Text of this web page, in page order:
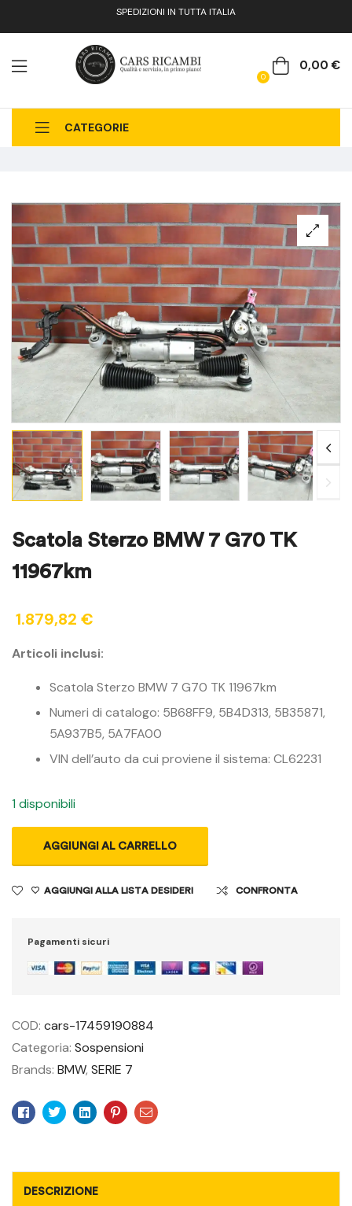
SPEDIZIONI IN TUTTA ITALIA
0
0,00€
CATEGORIE
Scatola Sterzo BMW 7 G70 TK
11967km
1.879,82 €
Articoli inclusi:
Scatola Sterzo BMW 7 G70 TK 11967km
Numeri di catalogo: 5B68FF9, 5B4D313, 5B35871,
5A937B5, 5A7FA00
VIN dell’auto da cui proviene il sistema: CL62231
1 disponibili
AGGIUNGI AL CARRELLO
AGGIUNGI ALLA LISTA DESIDERI CONFRONTA
Pagamenti sicuri
COD: cars-17459190884
Categoria: Sospensioni
Brands: BMW, SERIE 7
Facebook
TwitterLinkedinPinterest
Email
DESCRIZIONE